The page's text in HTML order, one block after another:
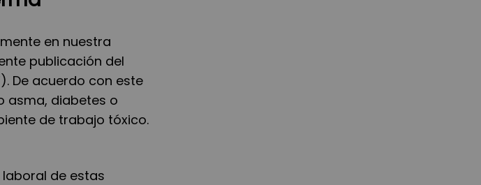
en nuestra
publicación del
De acuerdo con este
asma, diabetes o
de trabajo tóxico.
de estas